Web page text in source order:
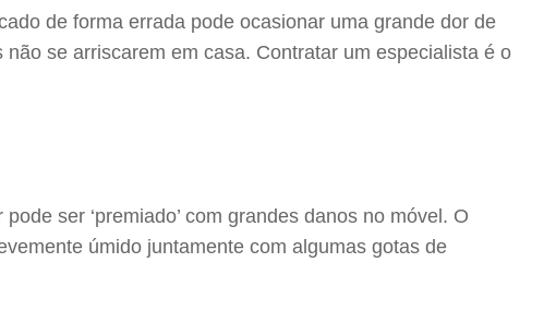
de forma errada pode ocasionar uma grande dor de
se arriscarem em casa. Contratar um especialista é o
ser ‘premiado’ com grandes danos no móvel. O
úmido juntamente com algumas gotas de